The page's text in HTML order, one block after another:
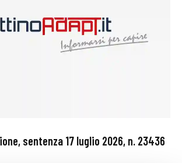
sentenza 17 luglio 2026, n. 23436